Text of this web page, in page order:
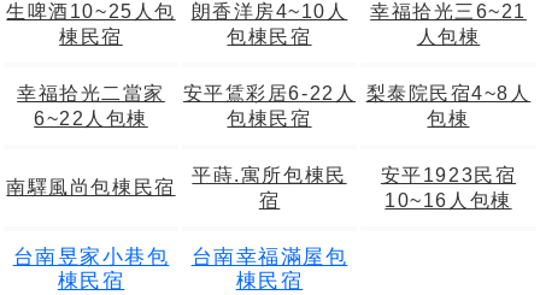
生啤酒10~25人包
棟民宿
朗香洋房4~10人
包棟民宿
幸福拾光三6~21
人包棟
幸福拾光二當家
6~22人包棟
安平鵀彩居6-22人
包棟民宿
梨泰院民宿4~8人
包棟
南驛風尚包棟民宿
平蒔.寓所包棟民
宿
安平1923民宿
10~16人包棟
台南昱家小巷包
棟民宿
台南幸福滿屋包
棟民宿